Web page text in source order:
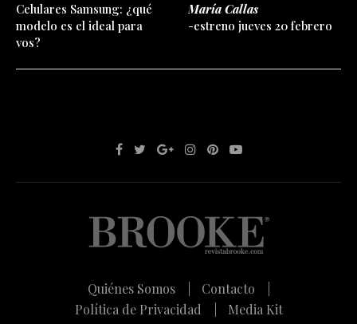
Celulares Samsung: ¿qué
modelo es el ideal para
vos?
María Callas
-estreno jueves 20 febrero
Quiénes Somos |
Contacto |
Política de Privacidad |
Media Kit